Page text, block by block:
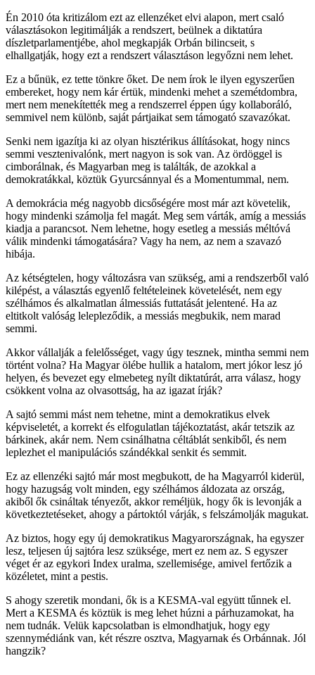
Én 2010 óta kritizálom ezt az ellenzéket elvi alapon, mert csaló
választásokon legitimálják a rendszert, beülnek a diktatúra
díszletparlamentjébe, ahol megkapják Orbán bilincseit, s
elhallgatják, hogy ezt a rendszert választáson legyőzni nem lehet.
Ez a bűnük, ez tette tönkre őket. De nem írok le ilyen egyszerűen
embereket, hogy nem kár értük, mindenki mehet a szemétdombra,
mert nem menekítették meg a rendszerrel éppen úgy kollaboráló,
semmivel nem különb, saját pártjaikat sem támogató szavazókat.
Senki nem igazítja ki az olyan hisztérikus állításokat, hogy nincs
semmi vesztenivalónk, mert nagyon is sok van. Az ördöggel is
cimborálnak, és Magyarban meg is találták, de azokkal a
demokratákkal, köztük Gyurcsánnyal és a Momentummal, nem.
A demokrácia még nagyobb dicsőségére most már azt követelik,
hogy mindenki számolja fel magát. Meg sem várták, amíg a messiás
kiadja a parancsot. Nem lehetne, hogy esetleg a messiás méltóvá
válik mindenki támogatására? Vagy ha nem, az nem a szavazó
hibája.
Az kétségtelen, hogy változásra van szükség, ami a rendszerből való
kilépést, a választás egyenlő feltételeinek követelését, nem egy
szélhámos és alkalmatlan álmessiás futtatását jelentené. Ha az
eltitkolt valóság lelepleződik, a messiás megbukik, nem marad
semmi.
Akkor vállalják a felelősséget, vagy úgy tesznek, mintha semmi nem
történt volna? Ha Magyar ölébe hullik a hatalom, mert jókor lesz jó
helyen, és bevezet egy elmebeteg nyílt diktatúrát, arra válasz, hogy
csökkent volna az olvasottság, ha az igazat írják?
A sajtó semmi mást nem tehetne, mint a demokratikus elvek
képviseletét, a korrekt és elfogulatlan tájékoztatást, akár tetszik az
bárkinek, akár nem. Nem csinálhatna céltáblát senkiből, és nem
leplezhet el manipulációs szándékkal senkit és semmit.
Ez az ellenzéki sajtó már most megbukott, de ha Magyarról kiderül,
hogy hazugság volt minden, egy szélhámos áldozata az ország,
akiből ők csináltak tényezőt, akkor reméljük, hogy ők is levonják a
következtetéseket, ahogy a pártoktól várják, s felszámolják magukat.
Az biztos, hogy egy új demokratikus Magyarországnak, ha egyszer
lesz, teljesen új sajtóra lesz szüksége, mert ez nem az. S egyszer
véget ér az egykori Index uralma, szellemisége, amivel fertőzik a
közéletet, mint a pestis.
S ahogy szeretik mondani, ők is a KESMA-val együtt tűnnek el.
Mert a KESMA és köztük is meg lehet húzni a párhuzamokat, ha
nem tudnák. Velük kapcsolatban is elmondhatjuk, hogy egy
szennymédiánk van, két részre osztva, Magyarnak és Orbánnak. Jól
hangzik?